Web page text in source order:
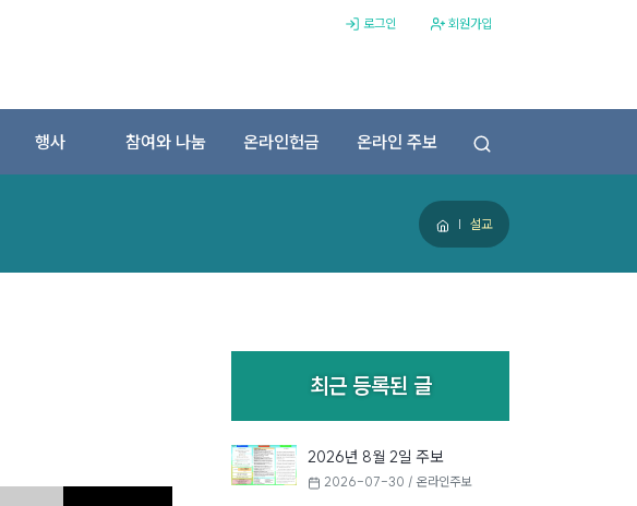
로그인 회원가입
행사 참여와 나눔 온라인헌금 온라인 주보
설교
최근 등록된 글
2026년 8월 2일 주보
2026-07-30 / 온라인주보